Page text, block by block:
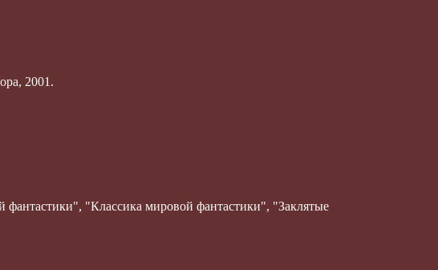
2001.
фантастики", "Классика мировой фантастики", "Заклятые